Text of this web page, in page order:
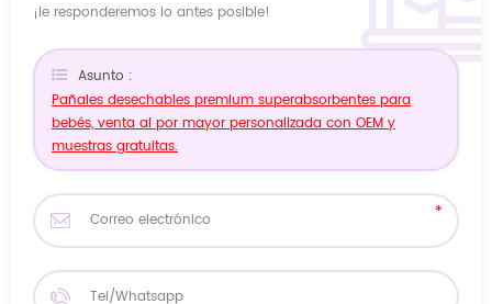
¡le responderemos lo antes posible!
Asunto :
Pañales desechables premium superabsorbentes para
bebés, venta al por mayor personalizada con OEM y
muestras gratuitas.